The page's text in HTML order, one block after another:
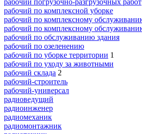
рабочий по комплексной уборке
рабочий по комплексному
рабочий по комплексному
рабочий по обслуживанию здания
рабочий по озеленению
рабочий по уборке территории 1
рабочий по уходу за животными
рабочий склада 2
рабочий-строитель
рабочий-универсал
радиоведущий
радиоинженер
радиомеханик
радиомонтажник